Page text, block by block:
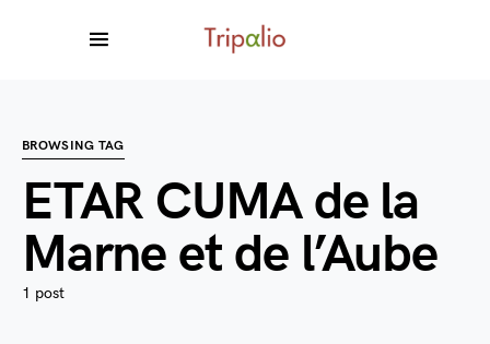
BROWSING TAG
ETAR CUMA de la
Marne et de l’Aube
1 post